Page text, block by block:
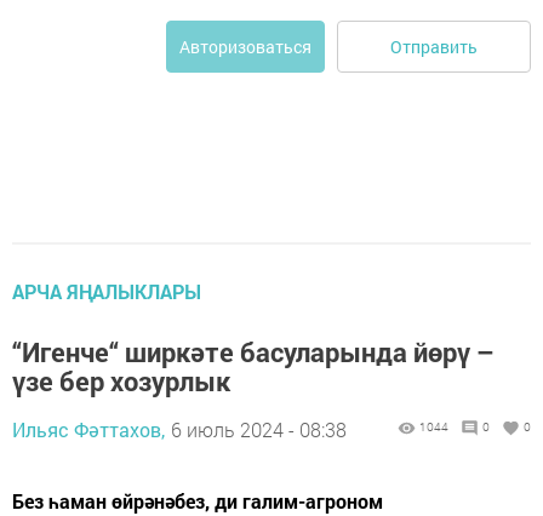
Авторизоваться Отправить
АРЧА ЯҢАЛЫКЛАРЫ
“Игенче“ ширкәте басуларында йөрү –
үзе бер хозурлык
Ильяс Фәттахов, 6 июль 2024 - 08:38 1044 0 0
Без һаман өйрәнәбез, ди галим-агроном